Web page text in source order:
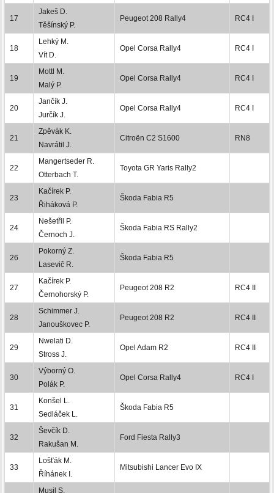
17
Jakeš D.
Těšínský P.
Peugeot 208 Rally4 RC4 I
18
Lehký M.
Vít D.
Opel Corsa Rally4 RC4 I
19
Mottl M.
Malý P.
Opel Corsa Rally4 RC4 I
20
Jančík J.
Jurčík J.
Opel Corsa Rally4 RC4 I
21
Zpěvák K.
Navrátil J.
Citroën C2 S1600 RN8
22
Mangertseder R.
Otterbach T.
Toyota GR Yaris Rally2
23
Kačírek P.
Řiháková P.
Škoda Fabia R5
24
Nešetřil P.
Černoch J.
Škoda Fabia RS Rally2
26
Pokorný Z.
Lasevič R.
Škoda Fabia R5
27
Kačírek P.
Černohorský P.
Peugeot 208 R2 RC4 II
28
Schimmer J.
Janouškovec P.
Peugeot 208 R2 RC4 II
29
Nwelati D.
Stross J.
Opel Adam R2 RC4 II
30
Výborný O.
Polák P.
Opel Corsa Rally4 RC4 I
31
Konšel L.
Sedláček L.
Škoda Fabia R5
32
Ševčík D.
Rakušan M.
Ford Fiesta Rally3
33
Lošťák M.
Říhánek I.
Mitsubishi Lancer Evo IX
Musil S.